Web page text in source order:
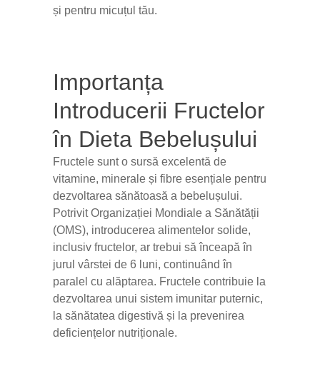
și pentru micuțul tău.
Importanța
Introducerii Fructelor
în Dieta Bebelușului
Fructele sunt o sursă excelentă de
vitamine, minerale și fibre esențiale pentru
dezvoltarea sănătoasă a bebelușului.
Potrivit Organizației Mondiale a Sănătății
(OMS), introducerea alimentelor solide,
inclusiv fructelor, ar trebui să înceapă în
jurul vârstei de 6 luni, continuând în
paralel cu alăptarea. Fructele contribuie la
dezvoltarea unui sistem imunitar puternic,
la sănătatea digestivă și la prevenirea
deficiențelor nutriționale.